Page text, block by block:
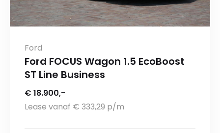
Ford
Ford FOCUS Wagon 1.5 EcoBoost
ST Line Business
€ 18.900,-
Lease vanaf € 333,29 p/m